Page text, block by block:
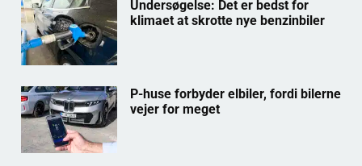
Undersøgelse: Det er bedst for
klimaet at skrotte nye benzinbiler
P-huse forbyder elbiler, fordi bilerne
vejer for meget